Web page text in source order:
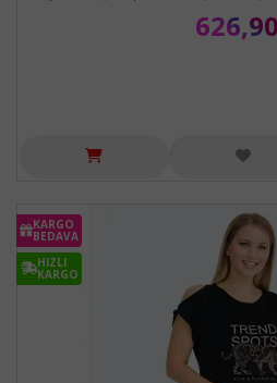
KARGO
BEDAVA
HIZLI
KARGO